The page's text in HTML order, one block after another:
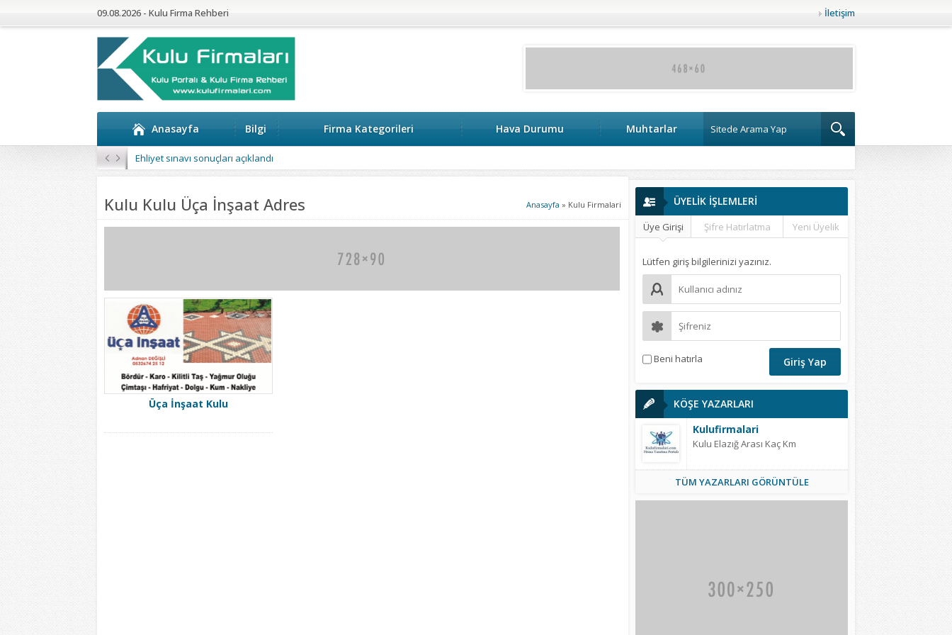
09.08.2026 - Kulu Firma Rehberi İletişim
Anasayfa Bilgi Firma Kategorileri Hava Durumu Muhtarlar
Kulu’da 4 Mahalleye Yangın Söndürme Tankeri
Anasayfa » Kulu Firmalari
Kulu Kulu Üça İnşaat Adres
Üça İnşaat Kulu
ÜYELİK İŞLEMLERİ
Üye Girişi Şifre Hatırlatma Yeni Üyelik
Lütfen giriş bilgilerinizi yazınız.
Beni hatırla
KÖŞE YAZARLARI
Kulufirmalari
Kulu Elazığ Arası Kaç Km
TÜM YAZARLARI GÖRÜNTÜLE